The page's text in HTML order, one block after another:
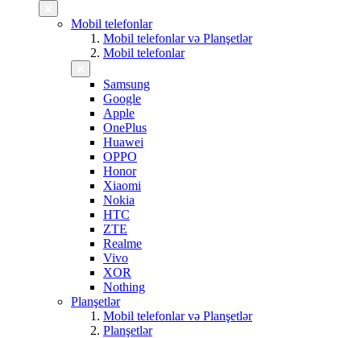
Mobil telefonlar
Mobil telefonlar və Planşetlər
Mobil telefonlar
Samsung
Google
Apple
OnePlus
Huawei
OPPO
Honor
Xiaomi
Nokia
HTC
ZTE
Realme
Vivo
XOR
Nothing
Planşetlər
Mobil telefonlar və Planşetlər
Planşetlər